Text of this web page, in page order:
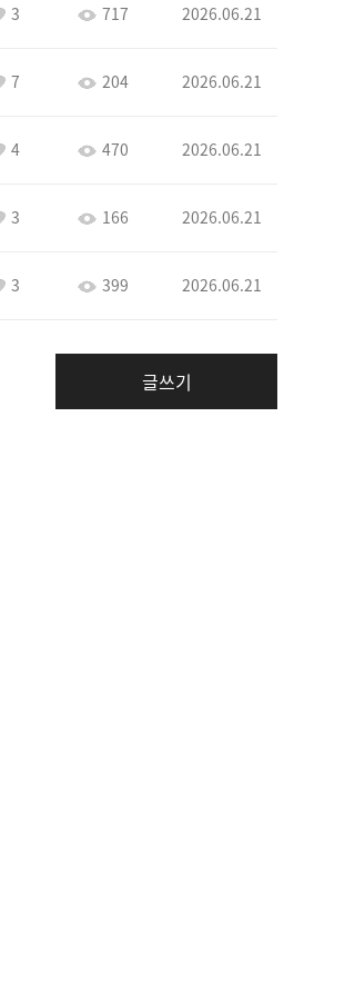
3 717 2026.06.21
7 204 2026.06.21
4 470 2026.06.21
3 166 2026.06.21
3 399 2026.06.21
글쓰기